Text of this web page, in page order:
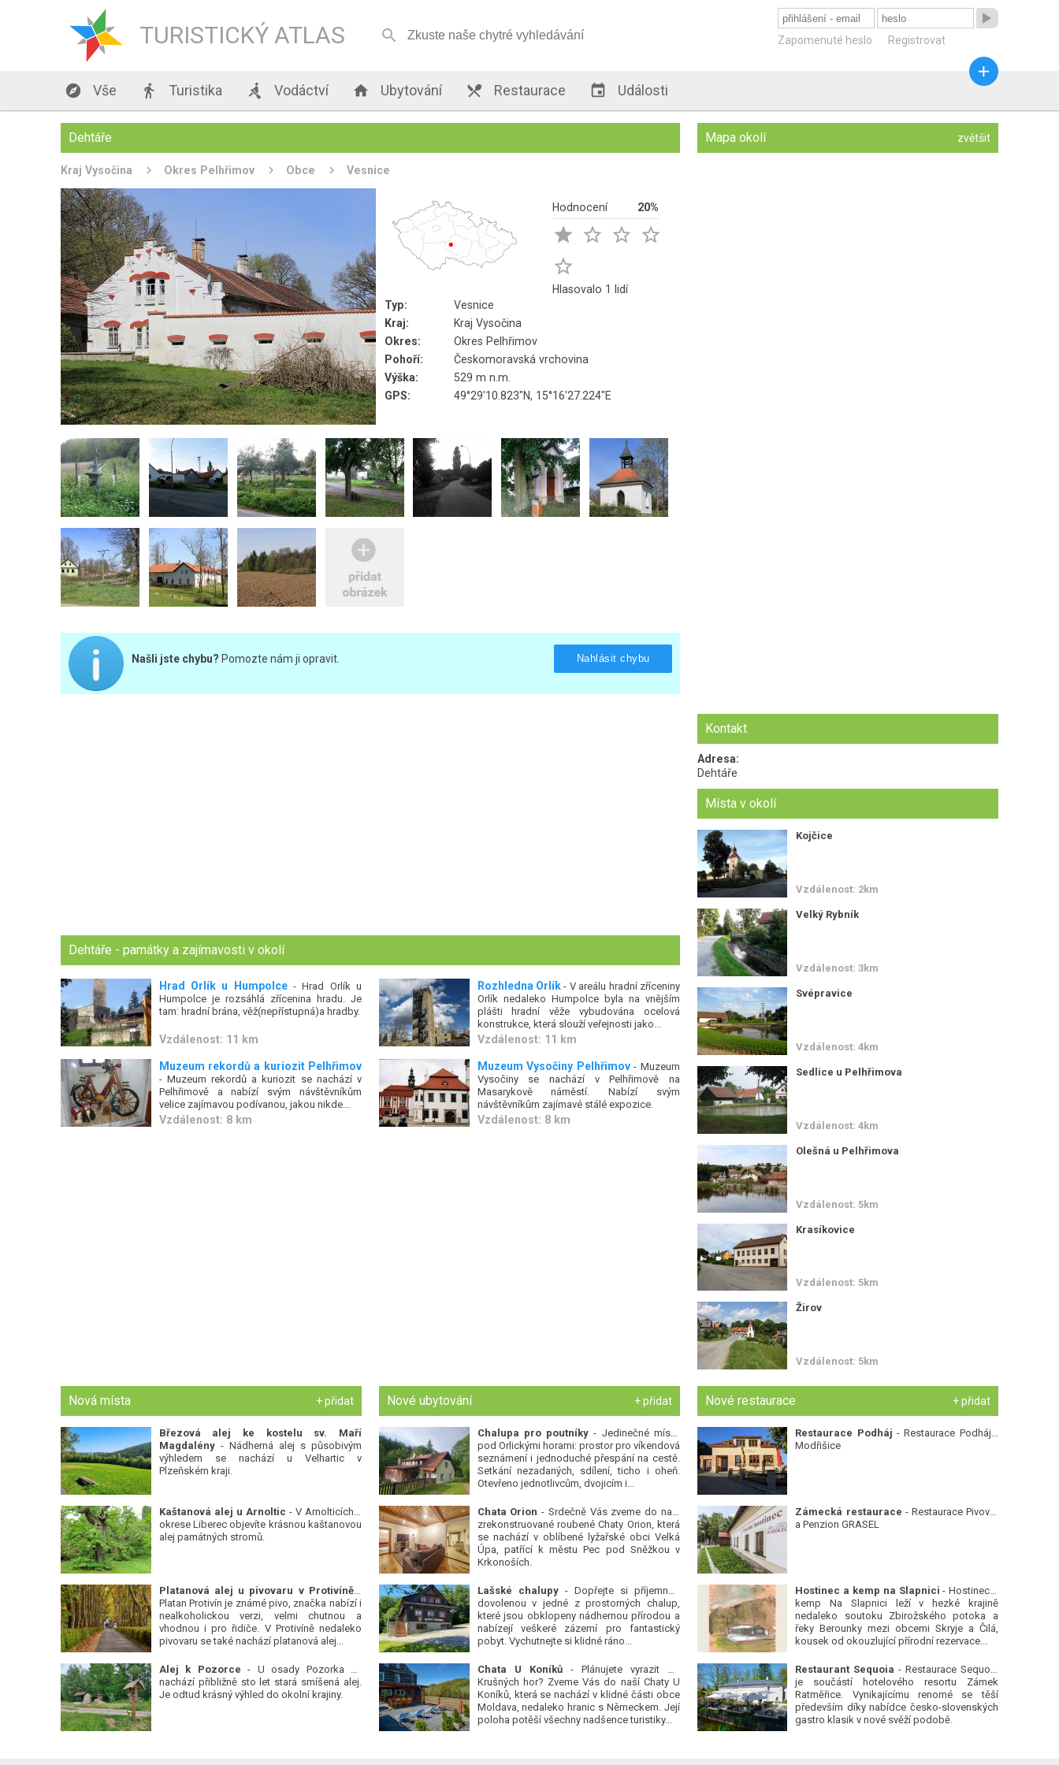
TURISTICKÝ ATLAS 

Zapomenuté heslo Registrovat
 Vše  Turistika  Vodáctví  Ubytování  Restaurace  Události

Dehtáře
Kraj Vysočina Okres Pelhřimov Obce Vesnice
Hodnocení 20%
   

Hlasovalo 1 lidí
Typ:
Vesnice
Kraj:
Kraj Vysočina
Okres:
Okres Pelhřimov
Pohoří:
Českomoravská vrchovina
Výška:
529 m n.m.
GPS:
49°29'10.823"N, 15°16'27.224"E
Našli jste chybu? Pomozte nám ji opravit. Nahlásit chybu
Dehtáře - památky a zajímavosti v okolí
Hrad Orlík u Humpolce- Hrad Orlík u
Humpolce je rozsáhlá zřícenina hradu. Je
tam: hradní brána, věž(nepřístupná)a hradby.
Vzdálenost: 11 km
Rozhledna Orlík - V areálu hradní zříceniny
Orlík nedaleko Humpolce byla na vnějším
plášti hradní věže vybudována ocelová
konstrukce, která slouží veřejnosti jako...
Vzdálenost: 11 km
Muzeum rekordů a kuriozit Pelhřimov
- Muzeum rekordů a kuriozit se nachází v
Pelhřimově a nabízí svým návštěvníkům
velice zajímavou podívanou, jakou nikde...
Vzdálenost: 8 km
Muzeum Vysočiny Pelhřimov- Muzeum
Vysočiny se nachází v Pelhřimově na
Masarykově náměstí. Nabízí svým
návštěvníkům zajímavé stálé expozice.
Vzdálenost: 8 km
Mapa okolí zvětšit
Kontakt
Adresa:
Dehtáře
Místa v okolí
Kojčice
Vzdálenost: 2km
Velký Rybník
Vzdálenost: 3km
Svépravice
Vzdálenost: 4km
Sedlice u Pelhřimova
Vzdálenost: 4km
Olešná u Pelhřimova
Vzdálenost: 5km
Krasíkovice
Vzdálenost: 5km
Žirov
Vzdálenost: 5km
Nová místa + přidat
Březová alej ke kostelu sv. Maří
Magdalény- Nádherná alej s působivým
výhledem se nachází u Velhartic v
Plzeňském kraji.
Kaštanová alej u Arnoltic - V Arnolticích v
okrese Liberec objevíte krásnou kaštanovou
alej památných stromů.
Platanová alej u pivovaru v Protivíně
-
Platan Protivín je známé pivo, značka nabízí i
nealkoholickou verzi, velmi chutnou a
vhodnou i pro řidiče. V Protivíně nedaleko
pivovaru se také nachází platanová alej...
Alej k Pozorce - U osady Pozorka se
nachází přibližně sto let stará smíšená alej.
Je odtud krásný výhled do okolní krajiny.
Nové ubytování + přidat
Chalupa pro poutníky - Jedinečné místo
pod Orlickými horami: prostor pro víkendová
seznámení i jednoduché přespání na cestě.
Setkání nezadaných, sdílení, ticho i oheň.
Otevřeno jednotlivcům, dvojicím i...
Chata Orion - Srdečně Vás zveme do naší
zrekonstruované roubené Chaty Orion, která
se nachází v oblíbené lyžařské obci Velká
Úpa, patřící k městu Pec pod Sněžkou v
Krkonoších.
Lašské chalupy- Dopřejte si příjemnou
dovolenou v jedné z prostorných chalup,
které jsou obklopeny nádhernou přírodou a
nabízejí veškeré zázemí pro fantastický
pobyt. Vychutnejte si klidné ráno...
Chata U Koníků- Plánujete vyrazit do
Krušných hor? Zveme Vás do naší Chaty U
Koníků, která se nachází v klidné části obce
Moldava, nedaleko hranic s Německem. Její
poloha potěší všechny nadšence turistiky...
Nové restaurace + přidat
Restaurace Podháj - Restaurace Podháj -
Modřišice
Zámecká restaurace - Restaurace Pivovar
a Penzion GRASEL
Hostinec a kemp na Slapnici - Hostinec a
kemp Na Slapnici leží v hezké krajině
nedaleko soutoku Zbirožského potoka a
řeky Berounky mezi obcemi Skryje a Čilá,
kousek od okouzlující přírodní rezervace...
Restaurant Sequoia - Restaurace Sequoia
je součástí hotelového resortu Zámek
Ratměřice. Vynikajícímu renomé se těší
především díky nabídce česko-slovenských
gastro klasik v nové svěží podobě.